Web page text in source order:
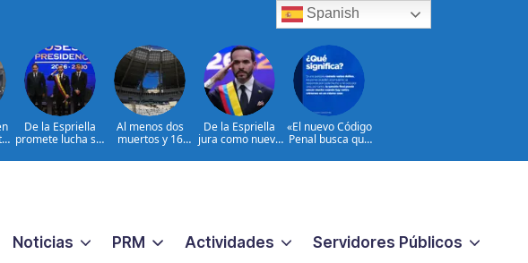
De la Espriella
promete lucha sin
narcoterrorismo
Al menos dos
muertos y 16
ataques rusos a
De la Espriella
jura como nuevo
Colombia
«El nuevo Código
Penal busca que
extremos no
Noticias PRM Actividades Servidores Públicos
Spanish